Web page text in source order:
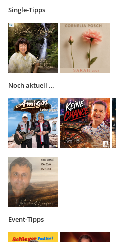
Single-Tipps
Noch aktuell …
Event-Tipps